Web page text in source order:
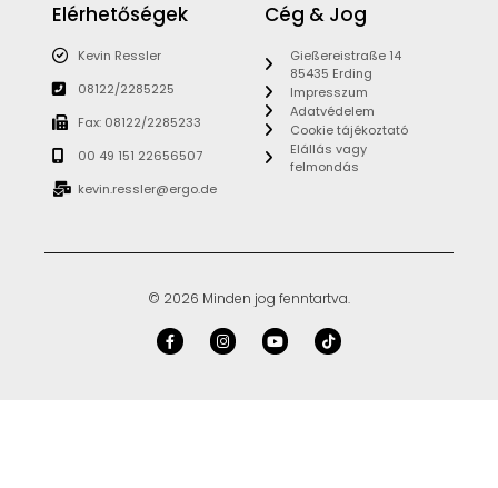
Elérhetőségek
Kevin Ressler
08122/2285225
Fax: 08122/2285233
00 49 151 22656507
kevin.ressler@ergo.de
Cég & Jog
Gießereistraße 14
85435 Erding
Impresszum
Adatvédelem
Cookie tájékoztató
Elállás vagy
felmondás
© 2026 Minden jog fenntartva.